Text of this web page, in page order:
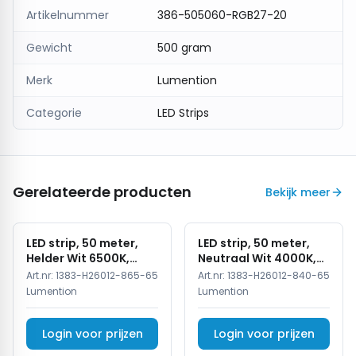
Productkenmerken:
Vermogen:
14,4 W per meter
Spanning:
Lichtkleur:
RGB + 2700K (warm wit)
LED-dichtheid: 60 LEDs per meter
Kniplengte:100mm
IP-classificatie:IP20 (geschikt voor binnengebruik)
Toepassing:Ideaal voor sfeerverlichting,
accentverlichting, onderkastverlichting, en andere
interieurtoepassingen
Waarom kiezen voor de 4 in 1 LED Strip 14,4W/M?
Artikelnummer 386-505060-RGB27-20
Gewicht 500 gram
Merk Lumention
Categorie LED Strips
Gerelateerde producten Bekijk meer
LED strip, 50 meter,
Helder Wit 6500K,
COB, High Voltage,
220V, IP65
Art.nr: 1383-H26012-865-65
Lumention
Login voor prijzen
LED strip, 50 meter,
Neutraal Wit 4000K,
COB, High Voltage,
220V, IP65
Art.nr: 1383-H26012-840-65
Lumention
Login voor prijzen